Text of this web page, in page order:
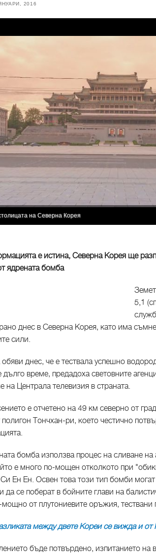
2016
на Северна Корея
е истина, Северна Корея ще
ядрената бомба
5,1
днес в Северна Корея, като има
сили.
днес, че е тествала успешно
дълго време, предадоха световните
на Централа телевизия в страната.
е отчетено на 49 км северно от
Тончхан-ри, което честично
бомба използва процес на сливане
е много по-мощен отколкото при
Си Ен Ен. Освен това този тип бомби
да се поберат в бойните глави на
от плутониевите оръжия, тествани
между двете Кореи се вижда и от
бъде потвърдено, изпитанието